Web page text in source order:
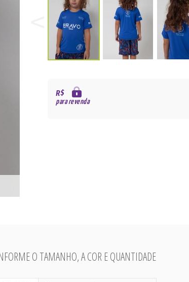
R$
para revenda
O TAMANHO, A COR E QUANTIDADE